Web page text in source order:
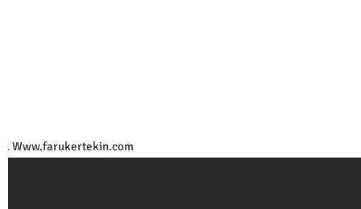
Www.farukertekin.com